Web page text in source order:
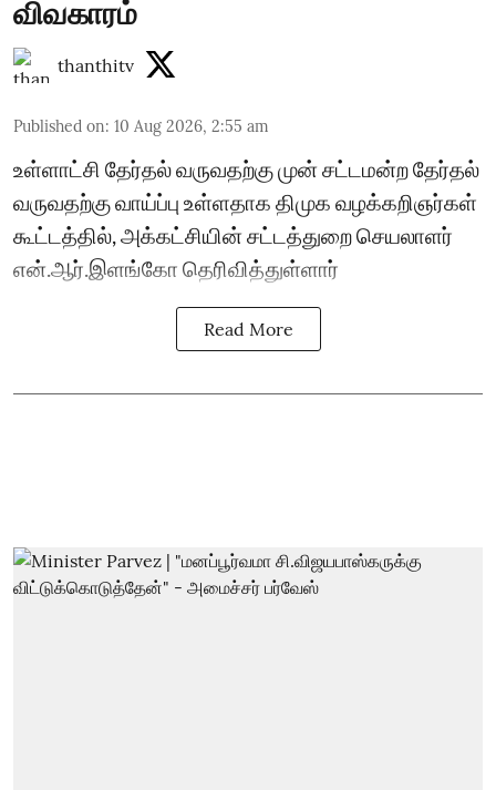
விவகாரம்
thanthitv
Published on: 10 Aug 2026, 2:55 am
உள்ளாட்சி தேர்தல் வருவதற்கு முன் சட்டமன்ற தேர்தல்
வருவதற்கு வாய்ப்பு உள்ளதாக திமுக வழக்கறிஞர்கள்
கூட்டத்தில், அக்கட்சியின் சட்டத்துறை செயலாளர்
என்.ஆர்.இளங்கோ தெரிவித்துள்ளார்
Read More